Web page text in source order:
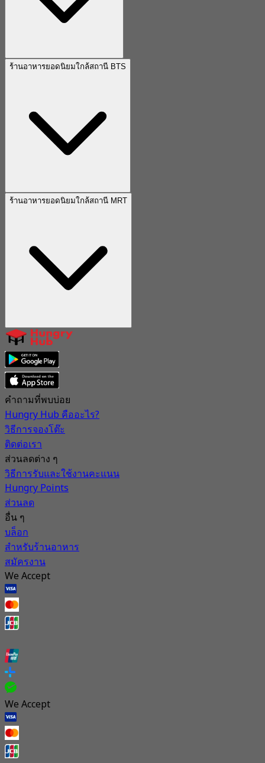
ร้านอาหารยอดนิยมใกล้สถานี BTS
ร้านอาหารยอดนิยมใกล้สถานี MRT
คำถามที่พบบ่อย
Hungry Hub คืออะไร?
วิธีการจองโต๊ะ
ติดต่อเรา
ส่วนลดต่าง ๆ
วิธีการรับและใช้งานคะแนน
Hungry Points
ส่วนลด
อื่น ๆ
บล็อก
สำหรับร้านอาหาร
สมัครงาน
We Accept
We Accept